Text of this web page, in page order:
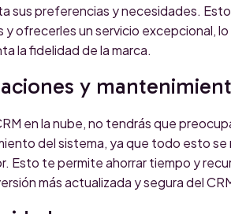
sus preferencias y necesidades.
ofrecerles un servicio excepcional,
la fidelidad de la marca.
y
en la nube, no tendrás que
del sistema, ya que todo esto
Esto te permite ahorrar tiempo y
más actualizada y segura del